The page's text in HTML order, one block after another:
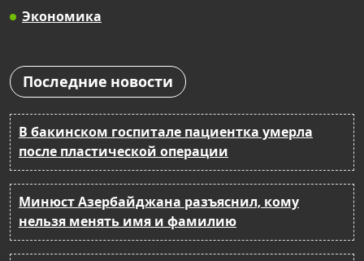
Экономика
Последние новости
В бакинском госпитале пациентка умерла
после пластической операции
Минюст Азербайджана разъяснил, кому
нельзя менять имя и фамилию